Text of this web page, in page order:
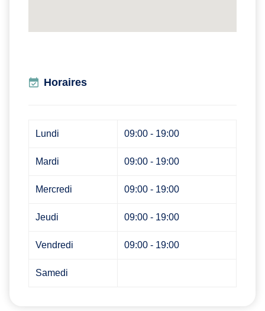
Horaires
Lundi 09:00 - 19:00
Mardi 09:00 - 19:00
Mercredi 09:00 - 19:00
Jeudi 09:00 - 19:00
Vendredi 09:00 - 19:00
Samedi